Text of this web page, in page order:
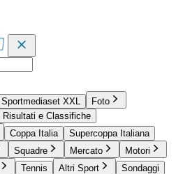
Sportmediaset XXL
Foto
Risultati e Classifiche
Coppa Italia
Supercoppa Italiana
Squadre Mercato
Motori
Tennis Altri Sport
Sondaggi